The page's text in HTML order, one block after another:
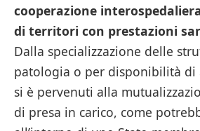
cooperazione
di territori con prestazioni
Dalla specializzazione delle
patologia o per disponibilità di
si è pervenuti alla
di presa in carico, come